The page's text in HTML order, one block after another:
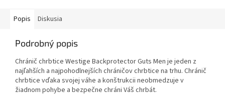
Popis Diskusia
Podrobný popis
Chránič chrbtice Westige Backprotector Guts Men je jeden z
najľahších a najpohodlnejších chráničov chrbtice na trhu. Chránič
chrbtice vďaka svojej váhe a konštrukcii neobmedzuje v
žiadnom pohybe a bezpečne chráni Váš chrbát.